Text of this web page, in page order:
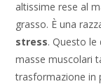
altissime rese al
grasso. È una
stress. Questo le
masse muscolari
trasformazione in